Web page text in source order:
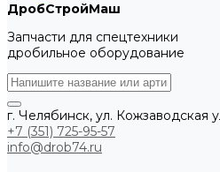
ДробСтройМаш
Запчасти для спецтехники
дробильное оборудование
г. Челябинск, ул. Кожзаводская
+7 (351) 725-95-57
info@drob74.ru